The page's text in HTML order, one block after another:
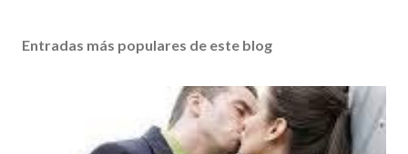
Entradas más populares de este blog